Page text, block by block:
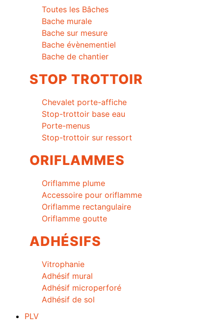
Toutes les Bâches
Bache murale
Bache sur mesure
Bache évènementiel
Bache de chantier
STOP TROTTOIR
Chevalet porte-affiche
Stop-trottoir base eau
Porte-menus
Stop-trottoir sur ressort
ORIFLAMMES
Oriflamme plume
Accessoire pour oriflamme
Oriflamme rectangulaire
Oriflamme goutte
ADHÉSIFS
Vitrophanie
Adhésif mural
Adhésif microperforé
Adhésif de sol
PLV